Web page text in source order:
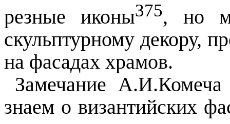
резные иконы375, но
скульптурному декору,
на фасадах храмов.
Замечание
знаем о византийских